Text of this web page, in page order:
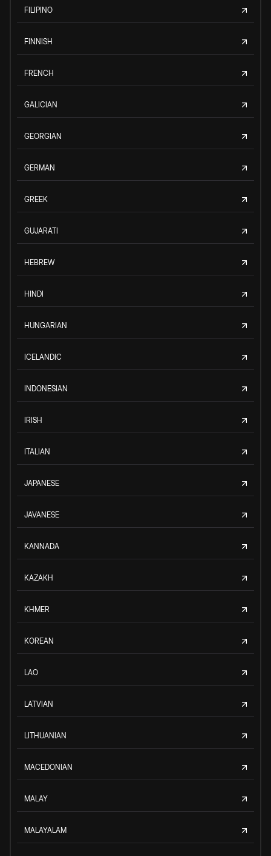
FILIPINO
FINNISH
FRENCH
GALICIAN
GEORGIAN
GERMAN
GREEK
GUJARATI
HEBREW
HINDI
HUNGARIAN
ICELANDIC
INDONESIAN
IRISH
ITALIAN
JAPANESE
JAVANESE
KANNADA
KAZAKH
KHMER
KOREAN
LAO
LATVIAN
LITHUANIAN
MACEDONIAN
MALAY
MALAYALAM